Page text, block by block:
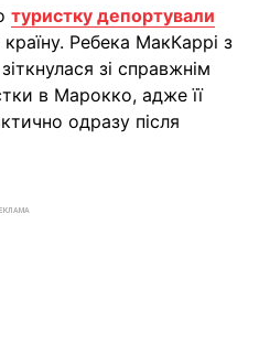
туристку депортували
країну. Ребека МакКаррі з
зі справжнім
в Марокко, адже її
одразу після